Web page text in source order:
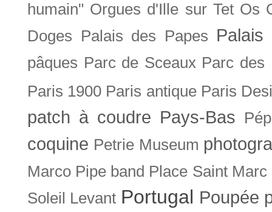
humain" Orgues d'Ille sur Tet Os
Doges
Palais des Papes Palais
pâques Parc de Sceaux Parc des
Paris 1900 Paris antique Paris
patch à coudre Pays-Bas
coquine Petrie Museum
Marco Pipe band Place Saint Marc
Soleil Levant Portugal Poupée